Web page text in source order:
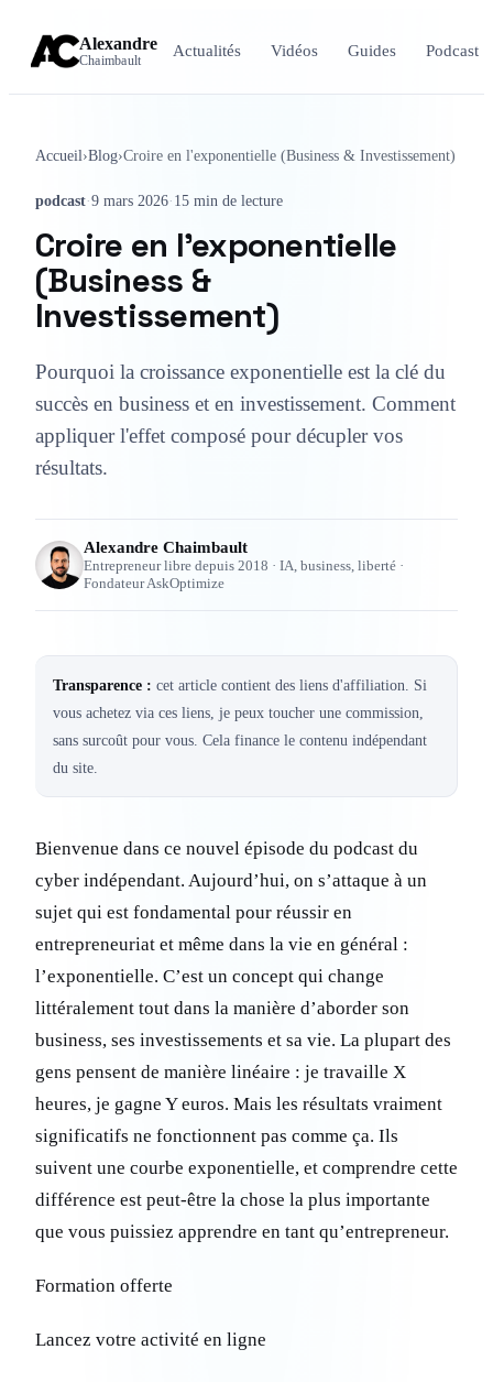
Alexandre
Chaimbault
Actualités Vidéos Guides Podcast
Accueil›Blog›Croire en l'exponentielle (Business & Investissement)
podcast·9 mars 2026·15 min de lecture
Croire en l'exponentielle
(Business &
Investissement)
Pourquoi la croissance exponentielle est la clé du
succès en business et en investissement. Comment
appliquer l'effet composé pour décupler vos
résultats.
Alexandre Chaimbault
Entrepreneur libre depuis 2018 · IA, business, liberté ·
Fondateur AskOptimize
Transparence : cet article contient des liens d'affiliation. Si
vous achetez via ces liens, je peux toucher une commission,
sans surcoût pour vous. Cela finance le contenu indépendant
du site.
Bienvenue dans ce nouvel épisode du podcast du
cyber indépendant. Aujourd’hui, on s’attaque à un
sujet qui est fondamental pour réussir en
entrepreneuriat et même dans la vie en général :
l’exponentielle. C’est un concept qui change
littéralement tout dans la manière d’aborder son
business, ses investissements et sa vie. La plupart des
gens pensent de manière linéaire : je travaille X
heures, je gagne Y euros. Mais les résultats vraiment
significatifs ne fonctionnent pas comme ça. Ils
suivent une courbe exponentielle, et comprendre cette
différence est peut-être la chose la plus importante
que vous puissiez apprendre en tant qu’entrepreneur.
Formation offerte
Lancez votre activité en ligne